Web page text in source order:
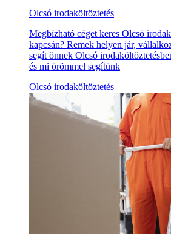
Olcsó irodaköltöztetés
Megbízható céget keres Olcsó
kapcsán? Remek helyen jár,
segít önnek Olcsó
és mi örömmel segítünk
Olcsó irodaköltöztetés